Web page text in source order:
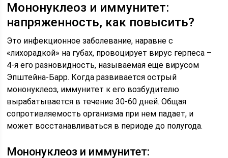
Мононуклеоз и иммунитет:
напряженность, как повысить?
Это инфекционное заболевание, наравне с
«лихорадкой» на губах, провоцирует вирус герпеса –
4-я его разновидность, называемая еще вирусом
Эпштейна-Барр. Когда развивается острый
мононуклеоз, иммунитет к его возбудителю
вырабатывается в течение 30-60 дней. Общая
сопротивляемость организма при нем падает, и
может восстанавливаться в периоде до полугода.
Мононуклеоз и иммунитет: